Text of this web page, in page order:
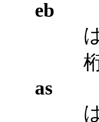
eb
as